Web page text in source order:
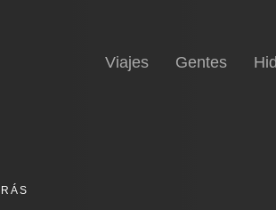
Viajes Gentes